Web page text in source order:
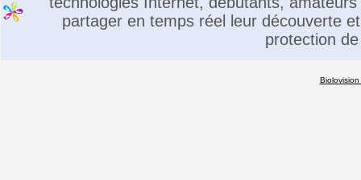
partager en temps réel leur découverte
protection
Biolovision